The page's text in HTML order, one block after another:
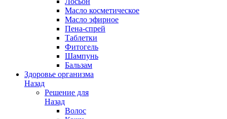
Масло косметическое
Масло эфирное
Пена-спрей
Таблетки
Фитогель
Шампунь
Бальзам
Здоровье организма
Назад
Решение для
Назад
Волос